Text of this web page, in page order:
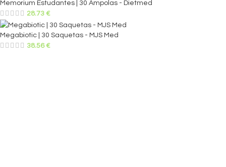
Memorium Estudantes | 30 Ampolas - Dietmed
28.73 €
Megabiotic | 30 Saquetas - MJS Med
38.56€